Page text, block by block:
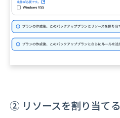
② リソースを割り当てる